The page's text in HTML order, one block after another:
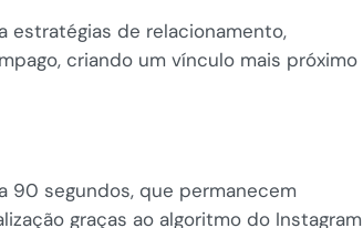
estratégias de relacionamento,
criando um vínculo mais próximo
90 segundos, que permanecem
graças ao algoritmo do Instagram